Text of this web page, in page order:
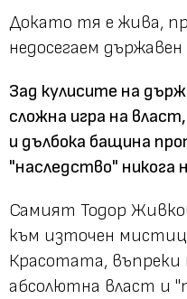
Докато тя е жива,
недосегаем
Зад кулисите на
сложна игра на
и дълбока бащина
"наследство"
Самият Тодор
към източен
Красотата, въпреки
абсолютна власт и